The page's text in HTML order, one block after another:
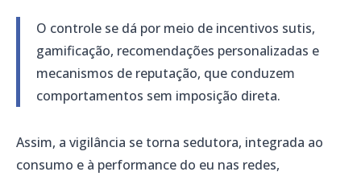
O controle se dá por meio de incentivos sutis,
gamificação, recomendações personalizadas e
mecanismos de reputação, que conduzem
comportamentos sem imposição direta.
Assim, a vigilância se torna sedutora, integrada ao
consumo e à performance do eu nas redes,